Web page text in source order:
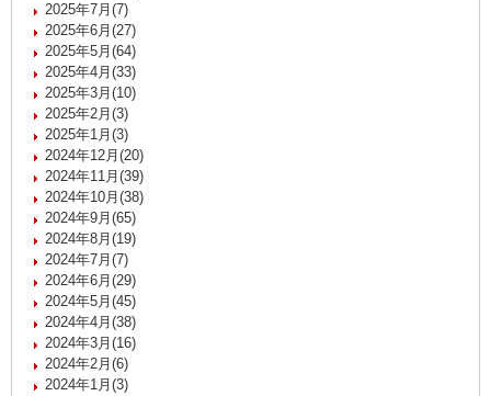
2025年7月(7)
2025年6月(27)
2025年5月(64)
2025年4月(33)
2025年3月(10)
2025年2月(3)
2025年1月(3)
2024年12月(20)
2024年11月(39)
2024年10月(38)
2024年9月(65)
2024年8月(19)
2024年7月(7)
2024年6月(29)
2024年5月(45)
2024年4月(38)
2024年3月(16)
2024年2月(6)
2024年1月(3)